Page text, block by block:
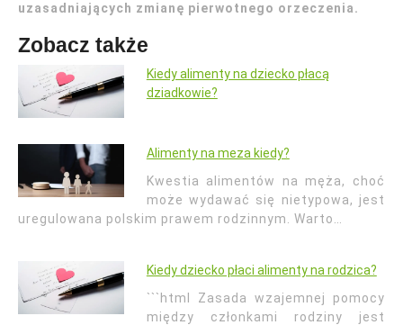
uzasadniających zmianę pierwotnego orzeczenia.
Zobacz także
Kiedy alimenty na dziecko płacą
dziadkowie?
Alimenty na meza kiedy?
Kwestia alimentów na męża, choć
może wydawać się nietypowa, jest
uregulowana polskim prawem rodzinnym. Warto…
Kiedy dziecko płaci alimenty na rodzica?
```html Zasada wzajemnej pomocy
między członkami rodziny jest